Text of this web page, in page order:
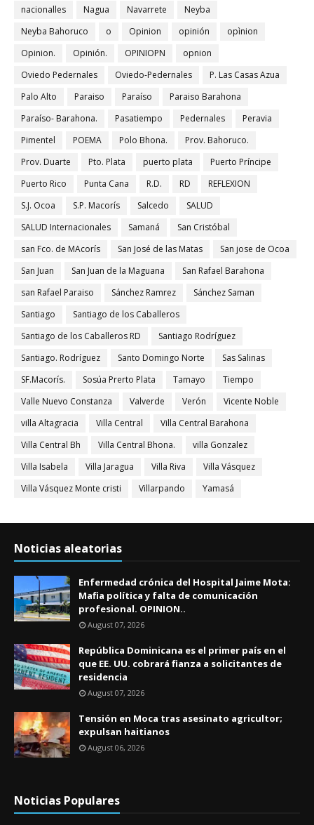
nacionalles
Nagua Navarrete
Neyba
Neyba Bahoruco
o Opinion opinión
opìnion
Opinion.
Opinión. OPINIOPN
opnion
Oviedo Pedernales
Oviedo-Pedernales
P. Las Casas Azua
Palo Alto
Paraiso Paraíso
Paraiso Barahona
Paraíso- Barahona.
Pasatiempo Pedernales
Peravia
Pimentel
POEMA Polo Bhona.
Prov. Bahoruco.
Prov. Duarte
Pto. Plata puerto plata
Puerto Príncipe
Puerto Rico
Punta Cana R.D. RD
REFLEXION
S.J. Ocoa
S.P. Macorís Salcedo
SALUD
SALUD Internacionales
Samaná
San Cristóbal
san Fco. de MAcorís
San José de las Matas
San jose de Ocoa
San Juan
San Juan de la Maguana
San Rafael Barahona
san Rafael Paraiso
Sánchez Ramrez
Sánchez Saman
Santiago
Santiago de los Caballeros
Santiago de los Caballeros RD
Santiago Rodríguez
Santiago. Rodríguez
Santo Domingo Norte
Sas Salinas
SF.Macorís.
Sosúa Prerto Plata Tamayo
Tiempo
Valle Nuevo Constanza
Valverde Verón
Vicente Noble
villa Altagracia
Villa Central
Villa Central Barahona
Villa Central Bh
Villa Central Bhona.
villa Gonzalez
Villa Isabela
Villa Jaragua Villa Riva
Villa Vásquez
Villa Vásquez Monte cristi
Villarpando Yamasá
Noticias aleatorias
Enfermedad crónica del Hospital Jaime Mota:
Mafia política y falta de comunicación
profesional. OPINION..
August 07, 2026
República Dominicana es el primer país en el
que EE. UU. cobrará fianza a solicitantes de
residencia
August 07, 2026
Tensión en Moca tras asesinato agricultor;
expulsan haitianos
August 06, 2026
Noticias Populares